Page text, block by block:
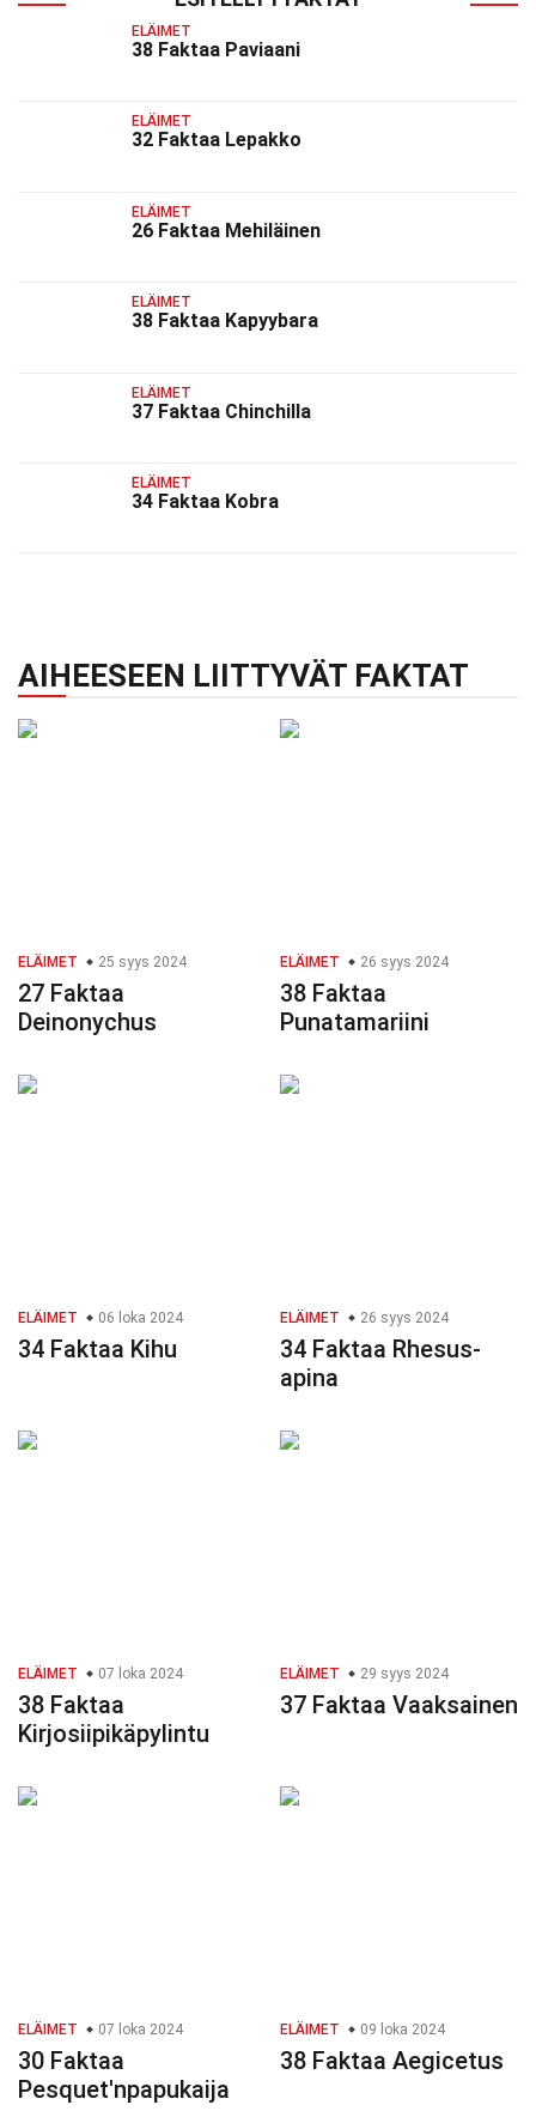
ELÄIMET
38 Faktaa Paviaani
ELÄIMET
32 Faktaa Lepakko
ELÄIMET
26 Faktaa Mehiläinen
ELÄIMET
38 Faktaa Kapyybara
ELÄIMET
37 Faktaa Chinchilla
ELÄIMET
34 Faktaa Kobra
AIHEESEEN LIITTYVÄT FAKTAT
ELÄIMET 25 syys 2024
27 Faktaa
Deinonychus
ELÄIMET 26 syys 2024
38 Faktaa
Punatamariini
ELÄIMET 06 loka 2024
34 Faktaa Kihu
ELÄIMET 26 syys 2024
34 Faktaa Rhesus-
apina
ELÄIMET 07 loka 2024
38 Faktaa
Kirjosiipikäpylintu
ELÄIMET 29 syys 2024
37 Faktaa Vaaksainen
ELÄIMET 07 loka 2024
30 Faktaa
Pesquet'npapukaija
ELÄIMET 09 loka 2024
38 Faktaa Aegicetus